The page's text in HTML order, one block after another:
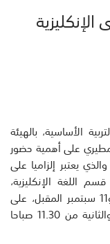
الأساسية، بالهيئة
على أهمية حضور
يعتبر إلزاميا على
اللغة الإنكليزية،
مشيرا إلى أن مواعيد الاختبارات تنطلق 10 و11 سبتمبر المقبل، على
فترتين، الأولى من الساعة 9 حتى 11 صباحاً، والثانية من 11.30 صباحا